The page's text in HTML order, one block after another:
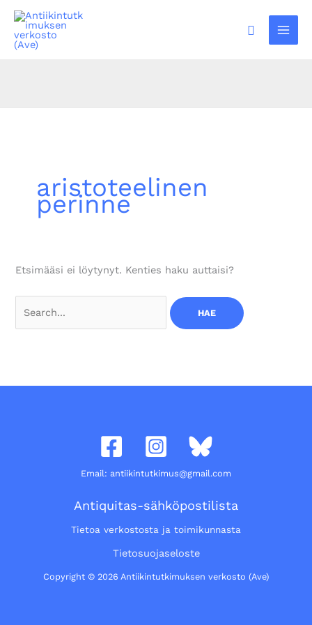
Siirry
sisältöön
Hae
aristoteelinen
perinne
Etsimääsi ei löytynyt. Kenties haku auttaisi?
Email: antiikintutkimus@gmail.com
Antiquitas-sähköpostilista
Tietoa verkostosta ja toimikunnasta
Tietosuojaseloste
Copyright © 2026 Antiikintutkimuksen verkosto (Ave)